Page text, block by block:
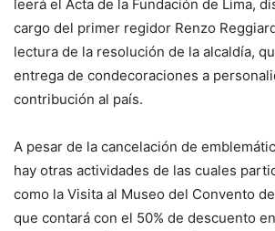
leerá el Acta de la Fundación de Lima,
cargo del primer regidor Renzo
lectura de la resolución de la alcaldía,
entrega de condecoraciones a
contribución al país.
A pesar de la cancelación de
hay otras actividades de las cuales
como la Visita al Museo del Convento
que contará con el 50% de descuento